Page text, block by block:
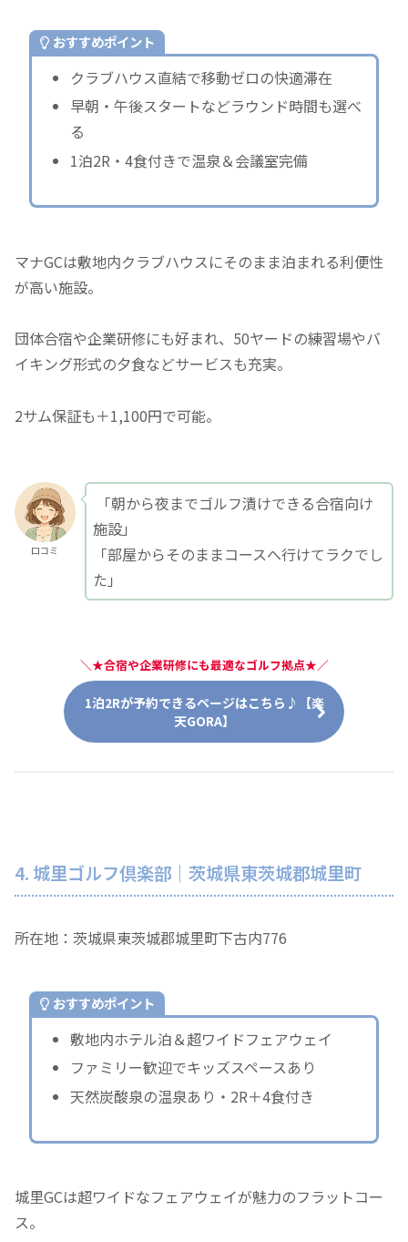
おすすめポイント
クラブハウス直結で移動ゼロの快適滞在
早朝・午後スタートなどラウンド時間も選べ
る
1泊2R・4食付きで温泉＆会議室完備
マナGCは敷地内クラブハウスにそのまま泊まれる利便性
が高い施設。
団体合宿や企業研修にも好まれ、50ヤードの練習場やバ
イキング形式の夕食などサービスも充実。
2サム保証も＋1,100円で可能。
口コミ
「朝から夜までゴルフ漬けできる合宿向け
施設」
「部屋からそのままコースへ行けてラクでし
た」
＼★合宿や企業研修にも最適なゴルフ拠点★／
1泊2Rが予約できるページはこちら♪【楽
天GORA】
4. 城里ゴルフ倶楽部｜茨城県東茨城郡城里町
所在地：茨城県東茨城郡城里町下古内776
おすすめポイント
敷地内ホテル泊＆超ワイドフェアウェイ
ファミリー歓迎でキッズスペースあり
天然炭酸泉の温泉あり・2R＋4食付き
城里GCは超ワイドなフェアウェイが魅力のフラットコー
ス。